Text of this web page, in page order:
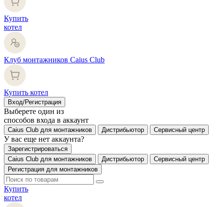
Купить
котел
Клуб монтажников Caius Club
Купить котел
Вход/Регистрация
Выберете один из
способов входа в аккаунт
Caius Club для монтажников Дистрибьютор Сервисный центр
У вас еще нет аккаунта?
Зарегистрироваться
Caius Club для монтажников
Дистрибьютор
Сервисный центр
Регистрация для монтажников
Купить
котел